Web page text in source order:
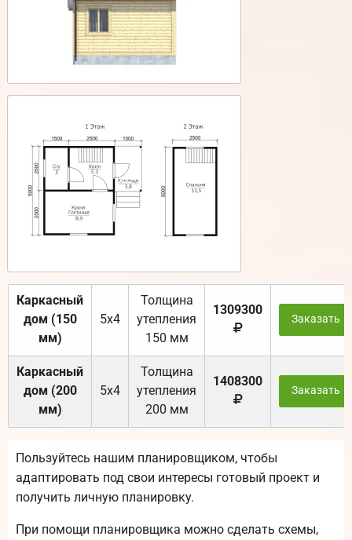
Каркасный
дом (150
мм)
5х4
Толщина
утепления
150 мм
1309300
Заказать
Каркасный
дом (200
мм)
5х4
Толщина
утепления
200 мм
1408300
Заказать
Пользуйтесь нашим планировщиком, чтобы
адаптировать под свои интересы готовый проект и
получить личную планировку.
При помощи планировщика можно сделать схемы,